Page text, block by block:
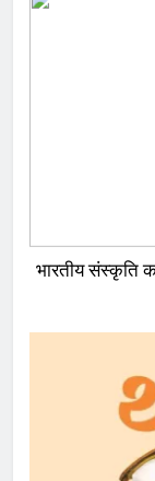
भारतीय संस्कृति